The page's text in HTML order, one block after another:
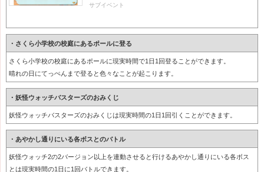
サブイベント
・さくら小学校の校庭にあるポールに登る
さくら小学校の校庭にあるポールに現実時間で1日1回登ることができます。
晴れの日にてっぺんまで登ると色々なことが起こります。
・妖怪ウォッチバスターズのおみくじ
妖怪ウォッチバスターズのおみくじは現実時間の1日1回引くことができます。
・あやかし通りにいる各ボスとのバトル
妖怪ウォッチ2の2バージョン以上を連動させると行けるあやかし通りにいる各ボス
とは現実時間の1日に1回バトルできます。